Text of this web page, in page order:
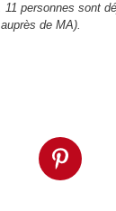
personnes sont
de MA).